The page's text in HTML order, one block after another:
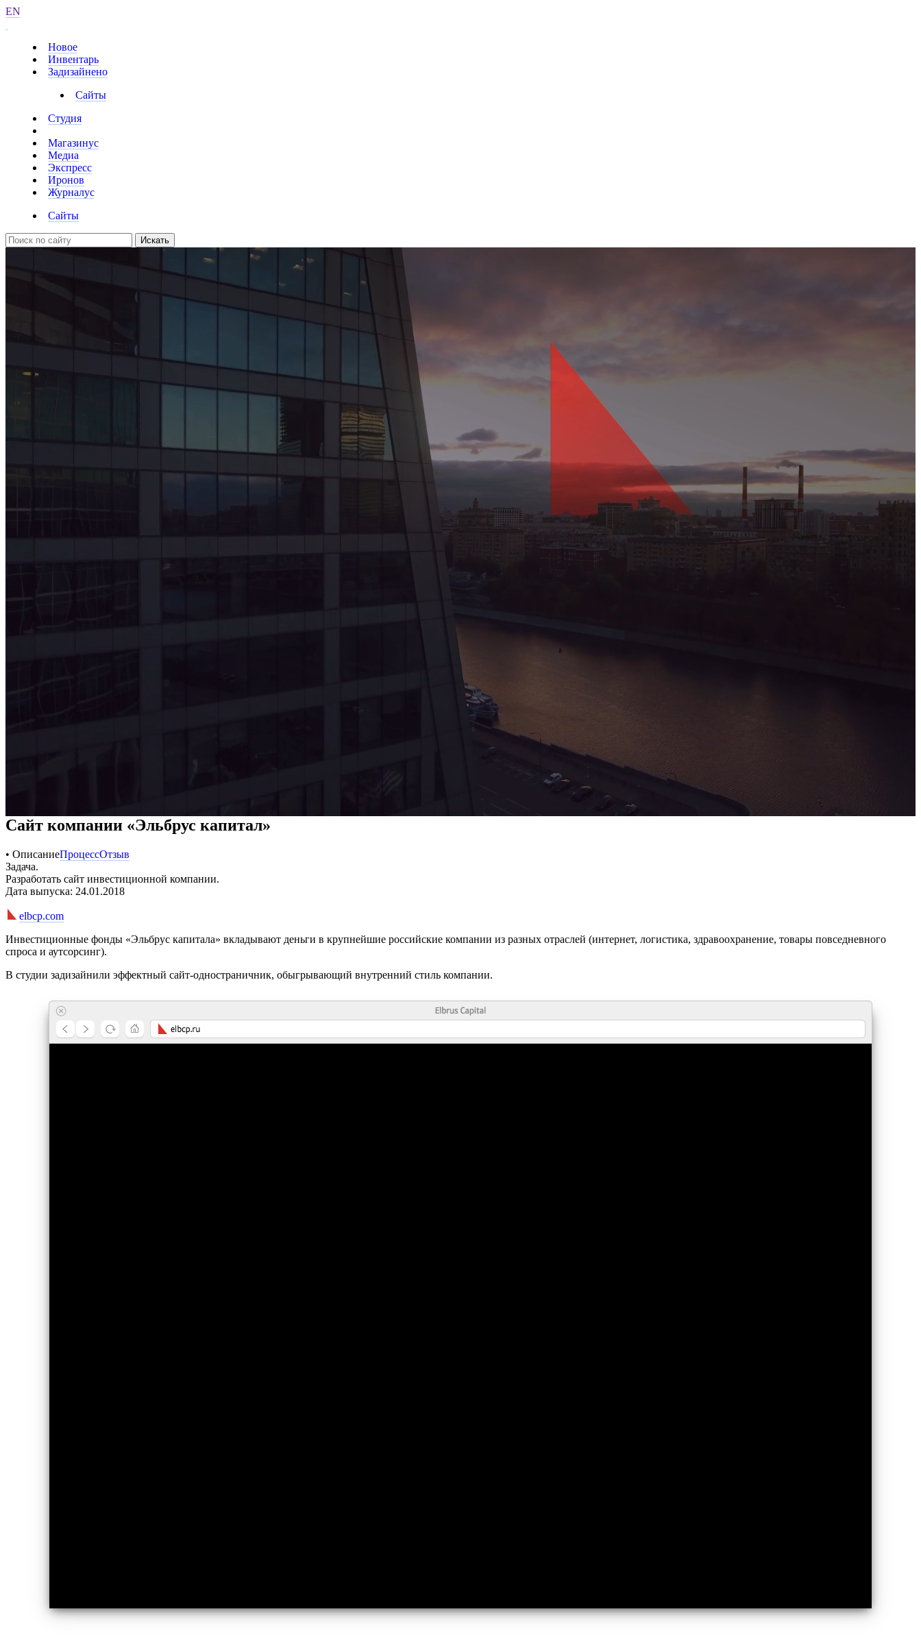
EN
Новое
Инвентарь
Задизайнено
Сайты
Студия
Магазинус
Медиа
Экспресс
Иронов
Журналус
Сайты
Искать
Сайт компании «Эльбрус капитал»
• ОписаниеПроцессОтзыв
Задача.
Разработать сайт инвестиционной компании.
Дата выпуска: 24.01.2018
elbcp.com
Инвестиционные фонды «Эльбрус капитала» вкладывают деньги в крупнейшие российские компании из разных отраслей (интернет, логистика, здравоохранение, товары повседневного
спроса и аутсорсинг).
В студии задизайнили эффектный сайт-одностраничник, обыгрывающий внутренний стиль компании.